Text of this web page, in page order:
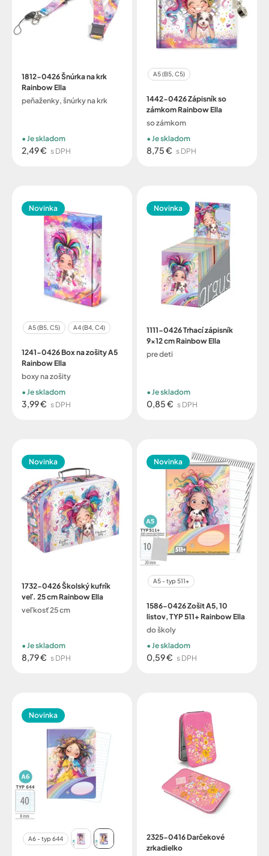
1812-0426 Šnúrka na krk
Rainbow Ella
peňaženky, šnúrky na krk
2,49 € s DPH
Je skladom
A5 (B5, C5)
1442-0426 Zápisník so
zámkom Rainbow Ella
so zámkom
8,75 € s DPH
Je skladom
Novinka
A5 (B5, C5) A4 (B4, C4)
1241-0426 Box na zošity A5
Rainbow Ella
boxy na zošity
3,99 € s DPH
Je skladom
Novinka
1111-0426 Trhací zápisník
9x12 cm Rainbow Ella
pre deti
0,85 € s DPH
Je skladom
Novinka
1732-0426 Školský kufrík
veľ. 25 cm Rainbow Ella
veľkosť 25 cm
8,79 € s DPH
Je skladom
Novinka
A5 - typ 511+
1586-0426 Zošit A5, 10
listov, TYP 511+ Rainbow Ella
do školy
0,59 € s DPH
Je skladom
Novinka
A6 - typ 644
2325-0416 Darčekové
zrkadielko